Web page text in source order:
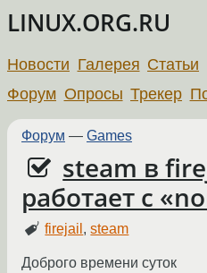
LINUX.ORG.RU
Новости Галерея Статьи
Форум Опросы Трекер
Форум — Games
steam в
работает с
firejail ,steam
Доброго времени суток